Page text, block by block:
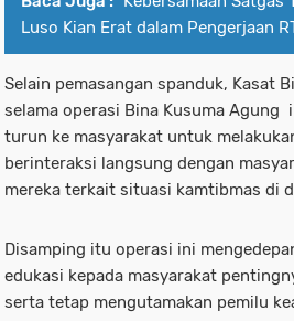
Luso Kian Erat dalam Pengerjaan
Selain pemasangan spanduk, Kasat
selama operasi Bina Kusuma Agung
turun ke masyarakat untuk
berinteraksi langsung dengan
mereka terkait situasi kamtibmas di
Disamping itu operasi ini
edukasi kepada masyarakat
serta tetap mengutamakan pemilu